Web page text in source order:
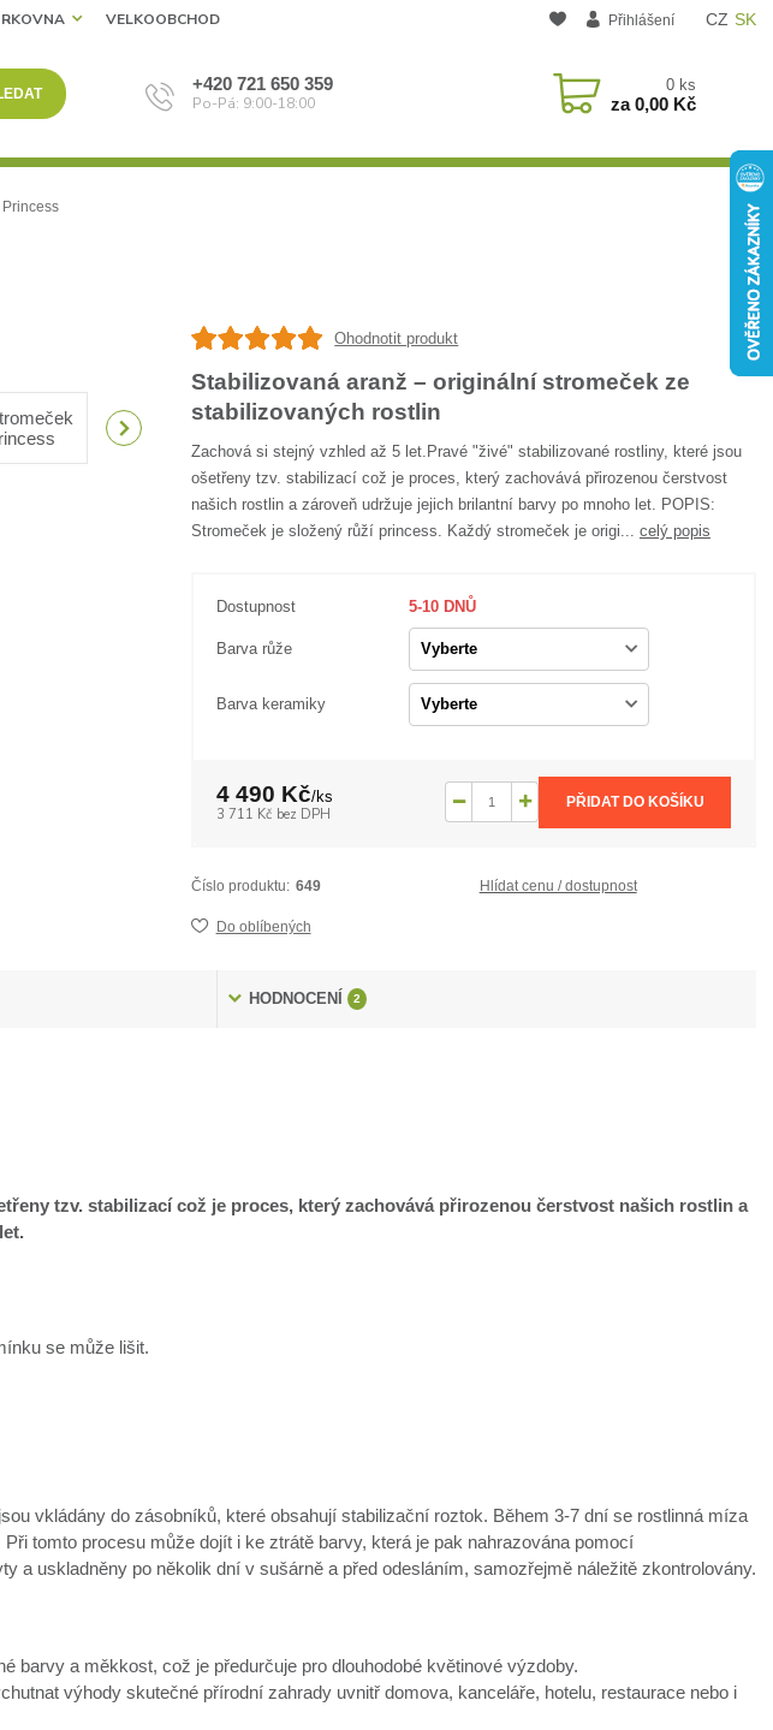
CZ SK
VELKOOBCHOD Přihlášení
+420 721 650 359
Po-Pá: 9:00-18:00
0 ks
za0,00 Kč
Ohodnotit produkt
Stabilizovaná aranž – originální stromeček ze
stabilizovaných rostlin
Zachová si stejný vzhled až 5 let.Pravé "živé" stabilizované rostliny, které jsou
ošetřeny tzv. stabilizací což je proces, který zachovává přirozenou čerstvost
našich rostlin a zároveň udržuje jejich brilantní barvy po mnoho let. POPIS:
Stromeček je složený růží princess. Každý stromeček je origi... celý popis
Dostupnost 5-10 DNŮ
Barva růže
Barva keramiky
4 490 Kč/ks
3 711 Kč bez DPH
PŘIDAT DO KOŠÍKU
Číslo produktu: 649 Hlídat cenu / dostupnost
Do oblíbených
HODNOCENÍ 2
tzv. stabilizací což je proces, který zachovává přirozenou čerstvost našich rostlin a
se může lišit.
vkládány do zásobníků, které obsahují stabilizační roztok. Během 3-7 dní se rostlinná míza
tomto procesu může dojít i ke ztrátě barvy, která je pak nahrazována pomocí
a uskladněny po několik dní v sušárně a před odesláním, samozřejmě náležitě zkontrolovány.
barvy a měkkost, což je předurčuje pro dlouhodobé květinové výzdoby.
výhody skutečné přírodní zahrady uvnitř domova, kanceláře, hotelu, restaurace nebo i